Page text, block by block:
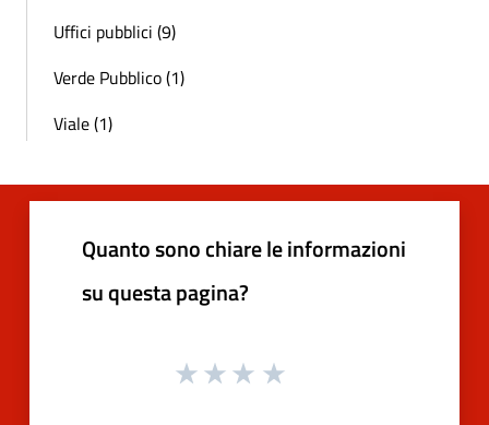
Uffici pubblici (9)
Verde Pubblico (1)
Viale (1)
Quanto sono chiare le informazioni
su questa pagina?